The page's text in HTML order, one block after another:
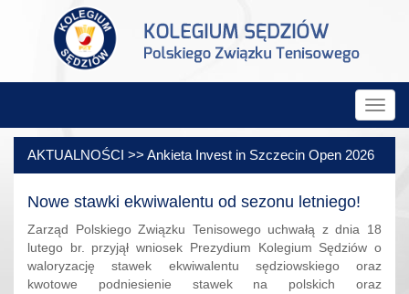
AKTUALNOŚCI >> Ankieta Invest in Szczecin Open 2026
Nowe stawki ekwiwalentu od sezonu letniego!
Zarząd Polskiego Związku Tenisowego uchwałą z dnia 18
lutego br. przyjął wniosek Prezydium Kolegium Sędziów o
waloryzację stawek ekwiwalentu sędziowskiego oraz
kwotowe podniesienie stawek na polskich oraz